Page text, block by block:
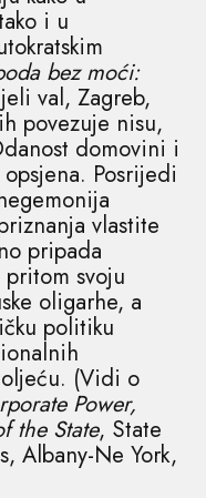
i u
bez moći:
val, Zagreb,
povezuje nisu,
domovini i
Posrijedi
vlastite
pripada
svoju
oligarhe, a
politiku
(Vidi o
Power,
the State, State
Albany-Ne York,